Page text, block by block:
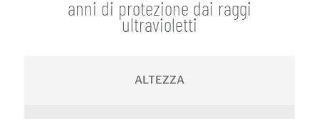
anni di protezione dai raggi
ultravioletti
ALTEZZA